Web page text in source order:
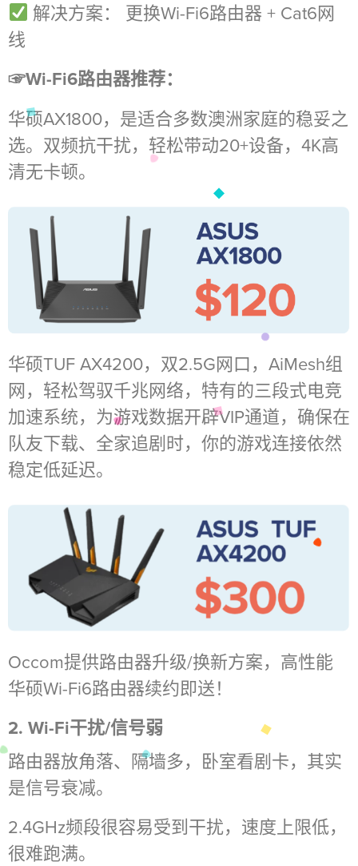
解决方案： 更换Wi-Fi6路由器 + Cat6网
线
☞Wi-Fi6路由器推荐：
华硕AX1800，是适合多数澳洲家庭的稳妥之
选。双频抗干扰，轻松带动20+设备，4K高
清无卡顿。
华硕TUF AX4200，双2.5G网口，AiMesh组
网，轻松驾驭千兆网络，特有的三段式电竞
加速系统，为游戏数据开辟VIP通道，确保在
队友下载、全家追剧时，你的游戏连接依然
稳定低延迟。
Occom提供路由器升级/换新方案，高性能
华硕Wi-Fi6路由器续约即送！
2. Wi-Fi干扰/信号弱
路由器放角落、隔墙多，卧室看剧卡，其实
是信号衰减。
2.4GHz频段很容易受到干扰，速度上限低，
很难跑满。